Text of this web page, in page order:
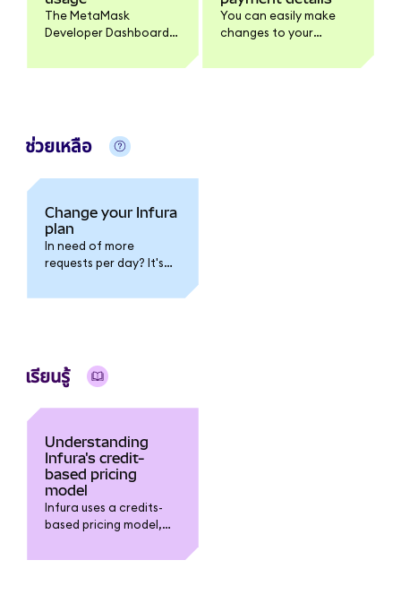
The MetaMask
Developer Dashboard
and manage your
You can easily make
changes to your
billing section of your
ช่วยเหลือ
Change your Infura
plan
In need of more
requests per day? It's
your Infura plan
customer support.
เรียนรู้
Understanding
Infura's credit-
based pricing
model
Infura uses a credits-
based pricing model,
assigned a cost in